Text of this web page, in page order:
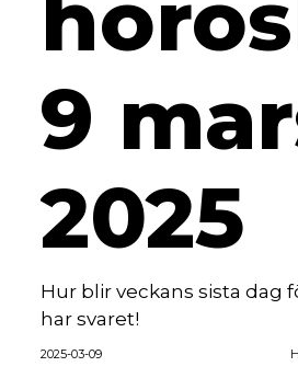
9
2025
Hur blir veckans sista dag
har svaret!
2025-03-09